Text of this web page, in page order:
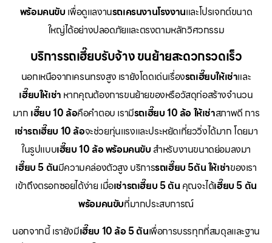
พร้อมคนขับ เพื่อดูแลงานรถเครนงานโรงงานและโปรเจกต์ขนาด
ใหญ่ได้อย่างปลอดภัยและตรงตามหลักวิศวกรรม
บริการรถเฮี๊ยบรับจ้าง ขนย้ายสะดวกรวดเร็ว
นอกเหนือจากเครนทรงสูง เรายังโดดเด่นเรื่องรถเฮี๊ยบให้เช่าและ
เฮี๊ยบให้เช่า หากคุณต้องการขนย้ายของหรือวัสดุก่อสร้างจำนวน
มาก เฮี๊ยบ 10 ล้อคือคำตอบ เรามีรถเฮี๊ยบ 10 ล้อ ให้เช่าสภาพดี การ
เช่ารถเฮี๊ยบ 10 ล้อจะช่วยทุ่นแรงและประหยัดเที่ยววิ่งได้มาก โดยมา
ในรูปแบบเฮี๊ยบ 10 ล้อ พร้อมคนขับ สำหรับงานขนาดย่อมลงมา
เฮี๊ยบ 5 ตันมีความคล่องตัวสูง บริการรถเฮี๊ยบ 5ตัน ให้เช่าของเรา
เข้าถึงตรอกซอยได้ง่าย เมื่อเช่ารถเฮี๊ยบ 5 ตัน คุณจะได้เฮี๊ยบ 5 ตัน
พร้อมคนขับที่มากประสบการณ์
นอกจากนี้ เรายังมีเฮี๊ยบ 10 ล้อ 5 ตันเพื่อการบรรทุกที่สมดุลและฐาน